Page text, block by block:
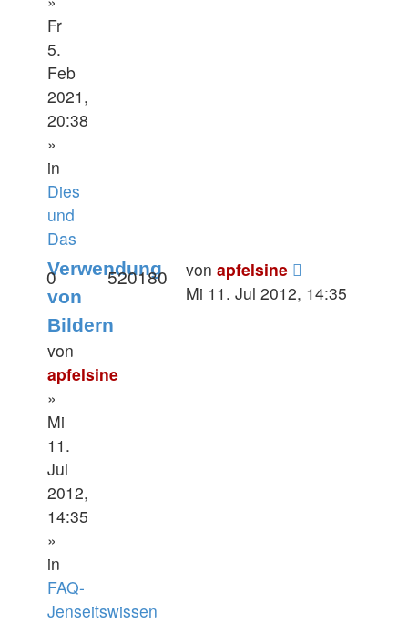
Fr
5.
Feb
2021,
20:38
»
in
Dies
und
Das
Verwendung
von
Bildern
von
apfelsine
»
Mi
11.
Jul
2012,
14:35
»
in
FAQ-
Jenseitswissen
0 520180 von apfelsine
Mi 11. Jul 2012, 14:35